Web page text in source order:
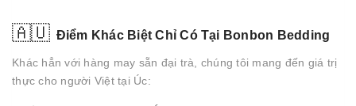
🇦🇺 Điểm Khác Biệt Chỉ Có Tại Bonbon Bedding
Khác hẳn với hàng may sẵn đại trà, chúng tôi mang đến giá trị
thực cho người Việt tại Úc: